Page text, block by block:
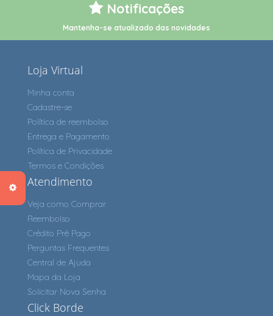
Notificações
Mantenha-se atualizado das novidades
Loja Virtual
Minha conta
Cadastre-se
Política de reembolso
Entrega e Pagamento
Política de Privacidade
Termos e Condições
Atendimento
Veja como Comprar
Reembolso
Crédito Pré Pago
Perguntas Frequentes
Central de Ajuda
Mapa da Loja
Solicitar Nova Senha
Click Borde